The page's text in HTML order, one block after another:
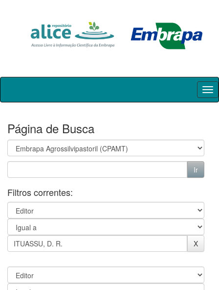
Skip
Página de Busca
Filtros correntes: